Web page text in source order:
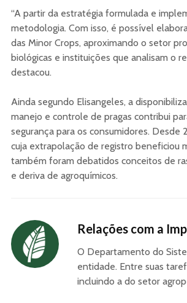
“A partir da estratégia formulada e
metodologia. Com isso, é possível
das Minor Crops, aproximando o setor
biológicas e instituições que analisam o
destacou.
Ainda segundo Elisangeles, a
manejo e controle de pragas contribui
segurança para os consumidores. Desde
cuja extrapolação de registro beneficiou
também foram debatidos conceitos de
e deriva de agroquímicos.
Relações com a
O Departamento do
entidade. Entre suas
incluindo a do setor